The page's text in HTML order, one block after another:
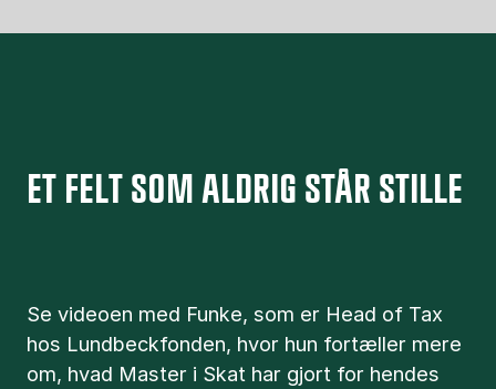
ET FELT SOM ALDRIG STÅR STILLE
Se videoen med Funke, som er Head of Tax
hos Lundbeckfonden, hvor hun fortæller mere
om, hvad Master i Skat har gjort for hendes